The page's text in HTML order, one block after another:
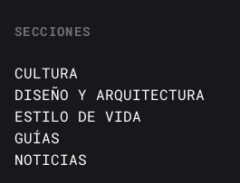
SECCIONES
CULTURA
DISEÑO Y ARQUITECTURA
ESTILO DE VIDA
GUÍAS
NOTICIAS